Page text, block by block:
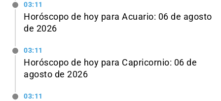
03:11
Horóscopo de hoy para Acuario: 06 de agosto
de 2026
03:11
Horóscopo de hoy para Capricornio: 06 de
agosto de 2026
03:11